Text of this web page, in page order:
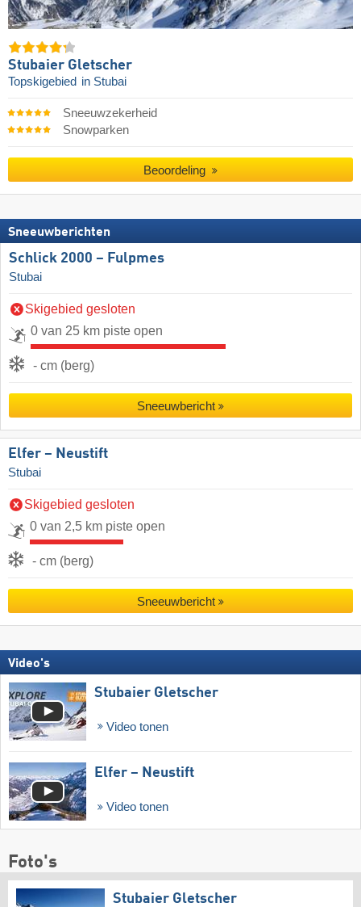
Stubaier Gletscher
Topskigebied in Stubai
Sneeuwzekerheid
Snowparken
Beoordeling
Sneeuwberichten
Schlick 2000 – Fulpmes
Stubai
Skigebied gesloten
0 van 25 km piste open
- cm (berg)
Sneeuwbericht
Elfer – Neustift
Stubai
Skigebied gesloten
0 van 2,5 km piste open
- cm (berg)
Sneeuwbericht
Video's
Stubaier Gletscher
Video tonen
Elfer – Neustift
Video tonen
Foto's
Stubaier Gletscher